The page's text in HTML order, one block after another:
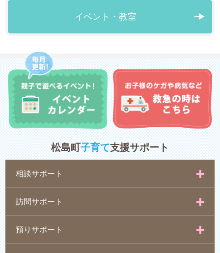
イベント・教室
松島町子育て支援サポート
相談サポート
訪問サポート
預りサポート